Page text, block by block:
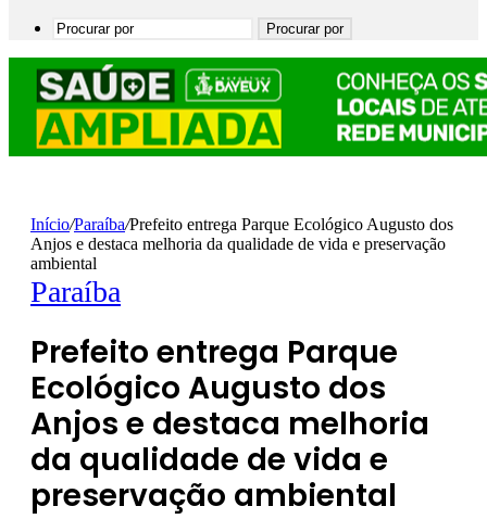
Procurar por
Início/Paraíba/Prefeito entrega Parque Ecológico Augusto dos
Anjos e destaca melhoria da qualidade de vida e preservação
ambiental
Paraíba
Prefeito entrega Parque
Ecológico Augusto dos
Anjos e destaca melhoria
da qualidade de vida e
preservação ambiental